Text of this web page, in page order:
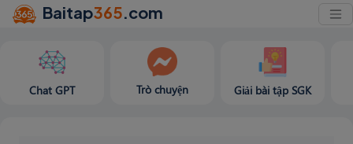
Baitap365.com
Chat GPT Trò chuyện Giải bài tập SGK